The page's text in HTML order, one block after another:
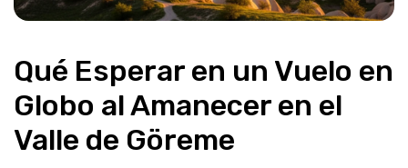
Qué Esperar en un Vuelo en
Globo al Amanecer en el
Valle de Göreme